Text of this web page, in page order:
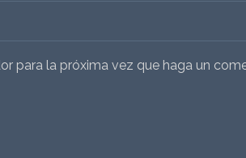
para la próxima vez que haga un